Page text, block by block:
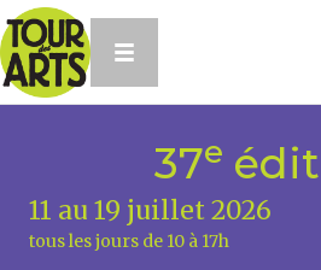
37e
11 au 19 juillet 2026
tous les jours de 10 à 17h